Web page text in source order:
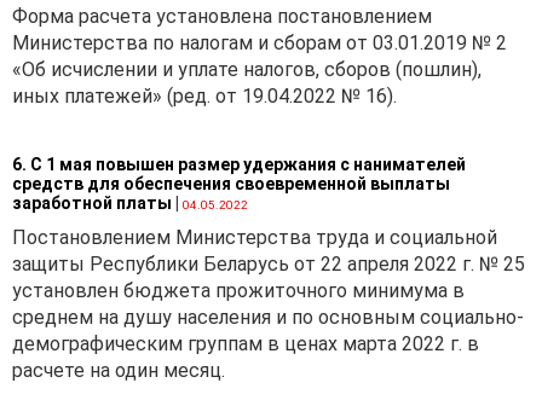
первого месяца квартала,
следующего за кварталом,
в котором имело место
признание организаций
налога на недвижимость,
рассчитываемой на
основании годовой ставки
пропорционально числу
полных кварталов,
оставшихся до окончания
текущего налогового
периода (п. 4 ст. 232 НК).
Форма расчета установлена постановлением
Министерства по налогам и сборам от 03.01.2019 № 2
«Об исчислении и уплате налогов, сборов (пошлин),
иных платежей» (ред. от 19.04.2022 № 16).
6. С 1 мая повышен размер удержания с нанимателей
средств для обеспечения своевременной выплаты
заработной платы
04.05.2022
Постановлением Министерства труда и социальной
защиты Республики Беларусь от 22 апреля 2022 г. № 25
установлен бюджета прожиточного минимума в
среднем на душу населения и по основным социально-
демографическим группам в ценах марта 2022 г. в
расчете на один месяц.